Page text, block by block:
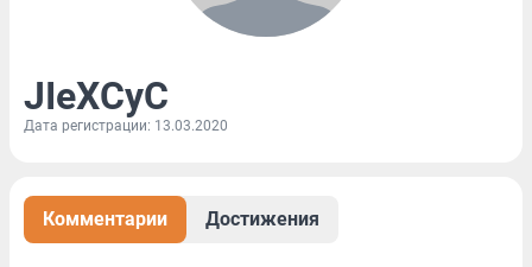
JIeXCyC
Дата регистрации: 13.03.2020
Комментарии Достижения